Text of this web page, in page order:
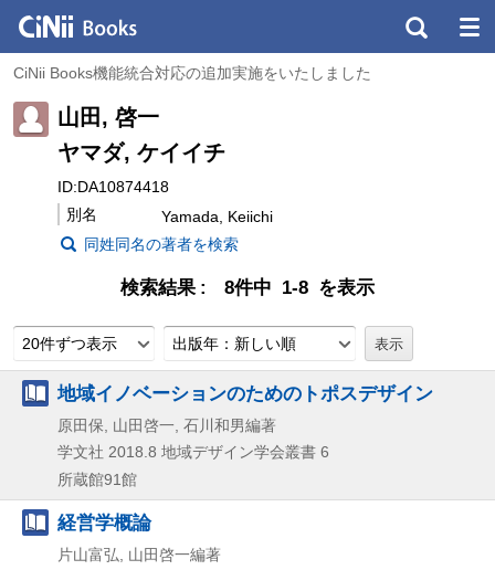
CiNii Books機能統合対応の追加実施をいたしました
山田, 啓一
ヤマダ, ケイイチ
ID:DA10874418
別名
Yamada, Keiichi
同姓同名の著者を検索
検索結果 8件中 1-8 を表示
20件ずつ表示 出版年：新しい順
地域イノベーションのためのトポスデザイン
原田保, 山田啓一, 石川和男編著
学文社 2018.8 地域デザイン学会叢書 6
所蔵館91館
経営学概論
片山富弘, 山田啓一編著